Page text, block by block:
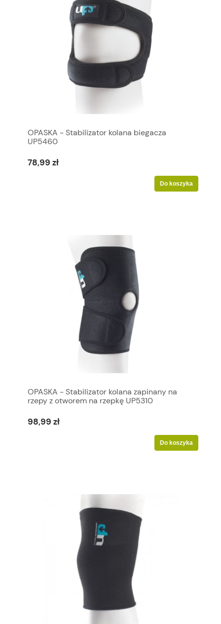
OPASKA - Stabilizator kolana biegacza
UP5460
78,99 zł
Do koszyka
OPASKA - Stabilizator kolana zapinany na
rzepy z otworem na rzepkę UP5310
98,99 zł
Do koszyka